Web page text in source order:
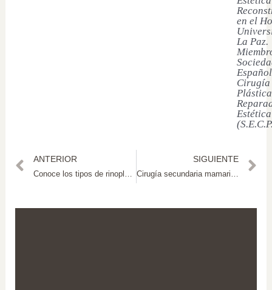
en el
La Paz.
Cirugía
Estética
ANTERIOR
Conoce los tipos de rinoplastia
SIGUIENTE
Cirugía secundaria mamaria: Una nueva oportunidad